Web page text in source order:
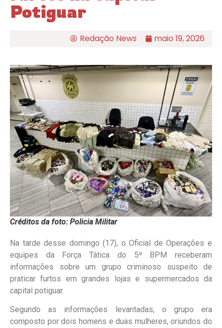
Potiguar
Redação News maio 19, 2026
Créditos da foto: Policia Militar
Na tarde desse domingo (17), o Oficial de Operações e
equipes da Força Tática do 5º BPM receberam
informações sobre um grupo criminoso suspeito de
praticar furtos em grandes lojas e supermercados da
capital potiguar.
Segundo as informações levantadas, o grupo era
composto por dois homens e duas mulheres, oriundos do